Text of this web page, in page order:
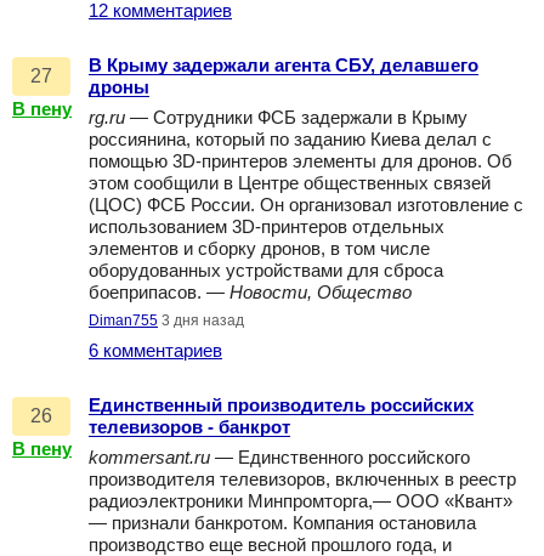
12 комментариев
27
В пену
В Крыму задержали агента СБУ, делавшего
дроны
rg.ru — Сотрудники ФСБ задержали в Крыму
россиянина, который по заданию Киева делал с
помощью 3D-принтеров элементы для дронов. Об
этом сообщили в Центре общественных связей
(ЦОС) ФСБ России. Он организовал изготовление с
использованием 3D-принтеров отдельных
элементов и сборку дронов, в том числе
оборудованных устройствами для сброса
боеприпасов. — Новости, Общество
Diman755 3 дня назад
6 комментариев
26
В пену
Единственный производитель российских
телевизоров - банкрот
kommersant.ru — Единственного российского
производителя телевизоров, включенных в реестр
радиоэлектроники Минпромторга,— ООО «Квант»
— признали банкротом. Компания остановила
производство еще весной прошлого года, и